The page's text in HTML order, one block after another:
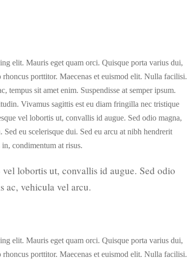
elit. Mauris eget quam orci. Quisque porta varius dui,
porttitor. Maecenas et euismod elit. Nulla facilisi.
tempus sit amet enim. Suspendisse at semper ipsum.
Vivamus sagittis est eu diam fringilla nec tristique
vel lobortis ut, convallis id augue. Sed odio magna,
eu scelerisque dui. Sed eu arcu at nibh hendrerit
condimentum at risus.
lobortis ut, convallis id augue. Sed odio
ac, vehicula vel arcu.
elit. Mauris eget quam orci. Quisque porta varius dui,
porttitor. Maecenas et euismod elit. Nulla facilisi.